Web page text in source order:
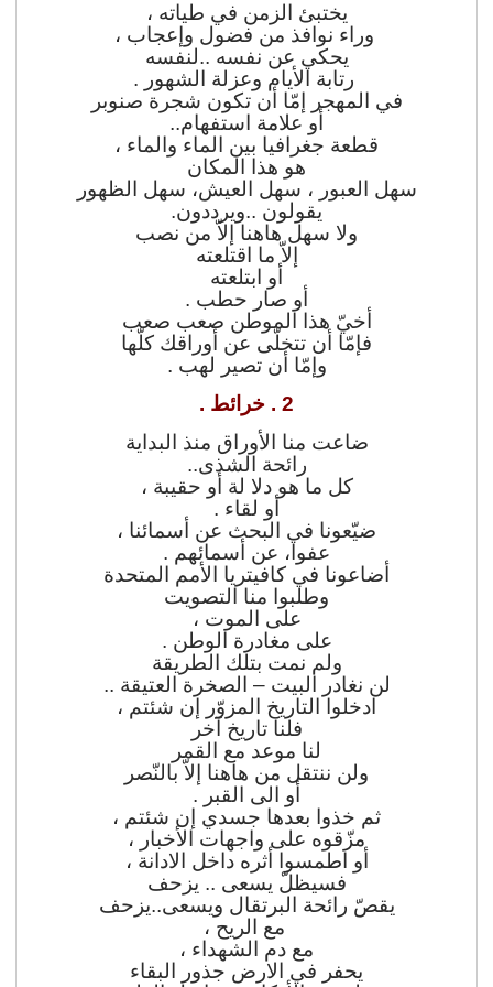
الإسلام والأديان
يختبئ الزمن في طياته ،
وراء نوافذ من فضول وإعجاب ،
يحكي عن نفسه ..لنفسه
رتابة الأيام وعزلة الشهور .
في المهجر إمّا أن تكون شجرة صنوبر
أو علامة استفهام..
قطعة جغرافيا بين الماء والماء ،
هو هذا المكان
سهل العبور ، سهل العيش، سهل الظهور
يقولون ..ويرددون.
ولا سهل هاهنا إلاّ من نصب
إلاّ ما اقتلعته
أو ابتلعته
أو صار حطب .
أخيّ هذا الموطن صعب صعب
فإمّا أن تتخلّى عن أوراقك كلّها
وإمّا أن تصير لهب .
2 . خرائط .
ضاعت منا الأوراق منذ البداية
رائحة الشذى..
كل ما هو دلا لة أو حقيبة ،
أو لقاء .
ضيّعونا في البحث عن أسمائنا ،
عفوا، عن أسمائهم .
أضاعونا في كافيتريا الأمم المتحدة
وطلبوا منا التصويت
على الموت ،
على مغادرة الوطن .
ولم نمت بتلك الطريقة
لن نغادر البيت – الصخرة العتيقة ..
ادخلوا التاريخ المزوّر إن شئتم ،
فلنا تاريخ آخر
لنا موعد مع القمر
ولن ننتقل من هاهنا إلاّ بالنّصر
أو الى القبر .
ثم خذوا بعدها جسدي إن شئتم ،
مزّقوه على واجهات الأخبار ،
أو اطمسوا أثره داخل الادانة ،
فسيظلّ يسعى .. يزحف
يقصّ رائحة البرتقال ويسعى..يزحف
مع الريح ،
مع دم الشهداء ،
يحفر في الارض جذور البقاء